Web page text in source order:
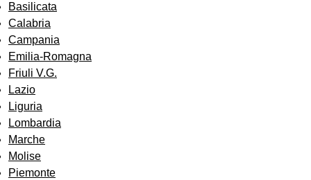
Basilicata
Calabria
Campania
Emilia-Romagna
Friuli V.G.
Lazio
Liguria
Lombardia
Marche
Molise
Piemonte